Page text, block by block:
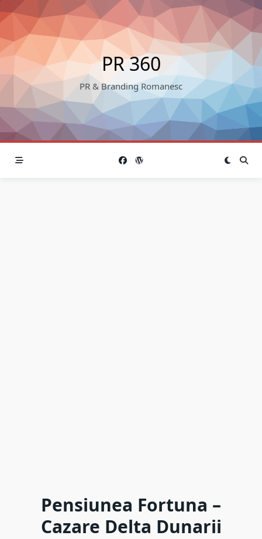
Skip
to
content
PR 360
PR & Branding Romanesc
Pensiunea Fortuna –
Cazare Delta Dunarii